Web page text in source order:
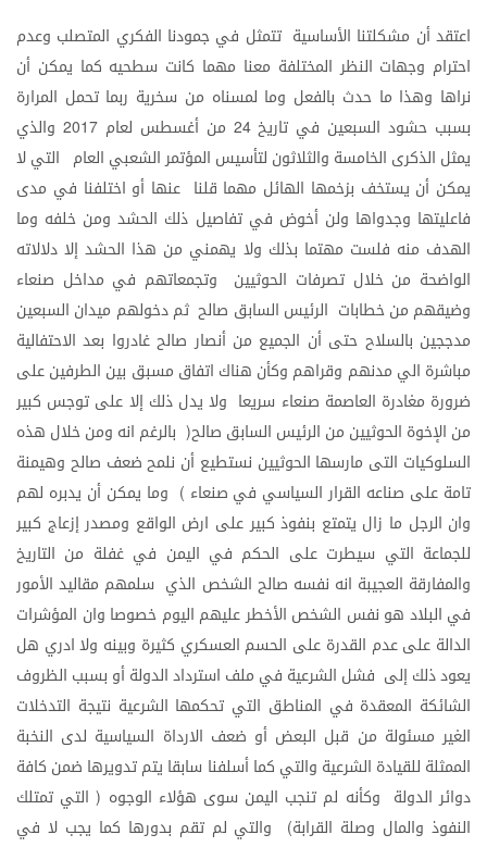
اعتقدأن مشكلتنا الأساسية تتمثل في جمودنا الفكري المتصلب وعدم
احترام وجهات النظر المختلفة معنا مهما كانت سطحيه كما يمكن أن
نراها وهذا ما حدث بالفعل وما لمسناه من سخرية ربما تحمل المرارة
بسبب حشود السبعين في تاريخ 24 من أغسطس لعام 2017
والذي
يمثل الذكرى الخامسة والثلاثون لتأسيس المؤتمرالشعبي العام التيلا
يمكن أن يستخف بزخمها الهائل مهما قلنا عنها أو اختلفنا في مدى
فاعليتها وجدواها ولن أخوض في تفاصيل ذلك الحشد ومن خلفه وما
الهدف منه فلست مهتما بذلك ولا يهمني من هذا الحشد إلا دلالاته
الواضحة من خلال تصرفات الحوثيين وتجمعاتهم في مداخل صنعاء
وضيقهم من خطابات الرئيس السابق صالح ثم دخولهم ميدان السبعين
مدججين بالسلاح حتى أن الجميع من أنصار صالح غادروا بعد الاحتفالية
مباشرة الي مدنهم وقراهم وكأن هناك اتفاق مسبق بين الطرفينعلى
ضرورة مغادرة العاصمة صنعاء سريعا ولا يدل ذلك إلا على توجس كبير
من الإخوة الحوثيين من الرئيس السابق صالح( بالرغم انه ومنخلال هذه
السلوكيات التى مارسها الحوثيين نستطيع أن نلمحضعف صالح وهيمنة
تامة على صناعه القرار السياسي في صنعاء ) وما يمكن أن يدبره لهم
وان الرجل ما زال يتمتع بنفوذ كبير على ارض الواقع ومصدر إزعاج كبير
للجماعة التي سيطرت على الحكم في اليمن في غفلة من التاريخ
والمفارقة العجيبة انه نفسه صالح الشخص الذي سلمهم مقاليد الأمور
في البلاد هو نفس الشخص الأخطرعليهم اليوم خصوصا وان المؤشرات
الدالة علىعدم القدرة على الحسم العسكري كثيرة وبينه ولا ادري هل
يعودذلك إلى فشل الشرعية في ملف استردادالدولةأو بسبب الظروف
الشائكة المعقدة في المناطق التي تحكمها الشرعية نتيجة التدخلات
الغير مسئولة من قبل البعض أو ضعف الارداة السياسية لدى النخبة
الممثلة للقيادة الشرعية والتي كما أسلفنا سابقا يتمتدويرها ضمن كافة
دوائر الدولة وكأنه لم تنجب اليمن سوى هؤلاء الوجوه ( التي تمتلك
النفوذ والمال وصلة القرابة) والتي لم تقم بدورها كما يجب لا في